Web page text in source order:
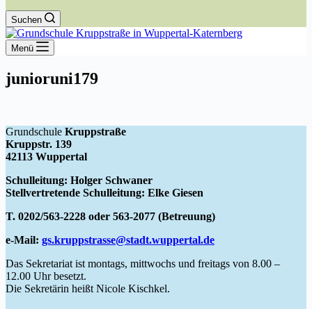
Suchen
Menü
junioruni179
Grundschule Kruppstraße
Kruppstr. 139
42113 Wuppertal
Schulleitung: Holger Schwaner
Stellvertretende Schulleitung: Elke Giesen
T. 0202/563-2228 oder 563-2077 (Betreuung)
e-Mail: gs.kruppstrasse@stadt.wuppertal.de
Das Sekretariat ist montags, mittwochs und freitags von 8.00 –
12.00 Uhr besetzt.
Die Sekretärin heißt Nicole Kischkel.